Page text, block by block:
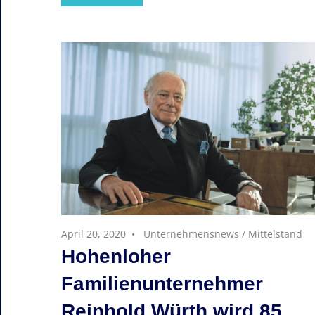
April 20, 2020 Unternehmensnews / Mittelstand
Hohenloher
Familienunternehmer